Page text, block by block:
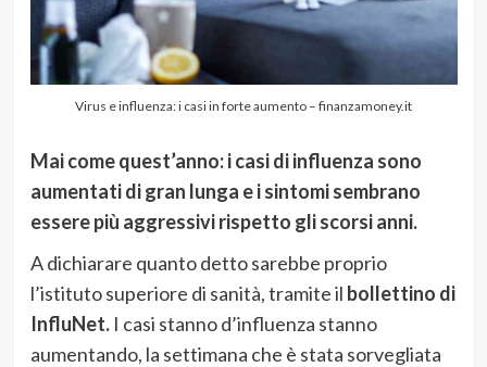
Virus e influenza: i casi in forte aumento – finanzamoney.it
Mai come quest’anno: i casi di influenza sono
aumentati di gran lunga e i sintomi sembrano
essere più aggressivi rispetto gli scorsi anni.
A dichiarare quanto detto sarebbe proprio
l’istituto superiore di sanità, tramite il bollettino di
InfluNet.I casi stanno d’influenza stanno
aumentando, la settimana che è stata sorvegliata